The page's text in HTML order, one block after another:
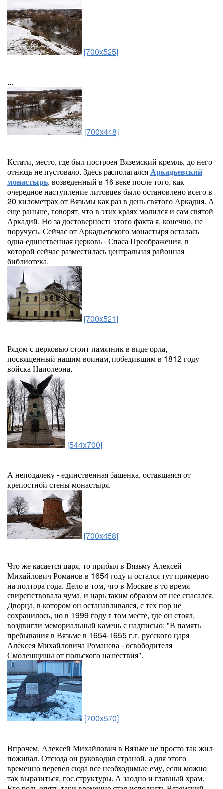
[700x525]
...
[700x448]
Кстати, место, где был построен Вяземский кремль, до него
отнюдь не пустовало. Здесь располагалсяАркадьевский
монастырь, возведенный в 16 веке после того, как
очередное наступление литовцев было остановлено всего в
20 километрах от Вязьмы как раз в день святого Аркадия. А
еще раньше, говорят, что в этих краях молился и сам святой
Аркадий. Но за достоверность этого факта я, конечно, не
поручусь. Сейчас от Аркадьевского монастыря осталась
одна-единственная церковь - Спаса Преображения, в
которой сейчас разместилась центральная районная
библиотека.
[700x521]
Рядом с церковью стоит памятник в виде орла,
посвященный нашим воинам, победившим в 1812 году
войска Наполеона.
[544x700]
А неподалеку - единственная башенка, оставшаяся от
крепостной стены монастыря.
[700x458]
Что же касается царя, то прибыл в Вязьму Алексей
Михайлович Романов в 1654 году и остался тут примерно
на полтора года. Дело в том, что в Москве в то время
свирепствовала чума, и царь таким образом от нее спасался.
Дворца, в котором он останавливался, с тех пор не
сохранилось, но в 1999 году в том месте, где он стоял,
воздвигли мемориальный камень с надписью: "В память
пребывания в Вязьме в 1654-1655 г.г. русского царя
Алексея Михайловича Романова - освободителя
Смоленщины от польского нашествия".
[700x570]
Впрочем, Алексей Михайлович в Вязьме не просто так жил-
поживал. Отсюда он руководил страной, а для этого
временно перевел сюда все необходимые ему, если можно
так выразиться, гос.структуры. А заодно и главный храм.